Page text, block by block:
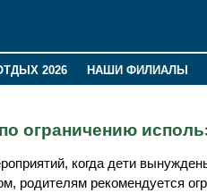
2026
НАШИ ФИЛИАЛЫ
ограничению
когда дети
родителям рекомендуется